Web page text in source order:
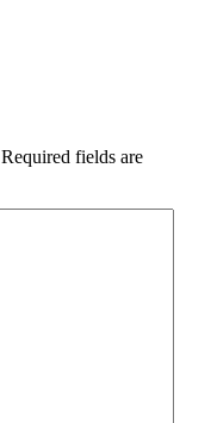
Required fields are